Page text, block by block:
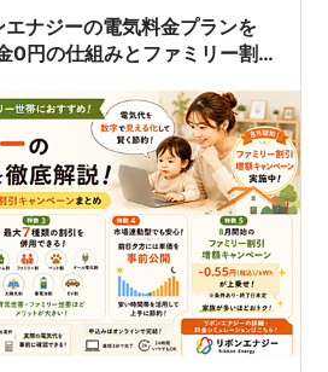
エナジーの電気料金プランを
0円の仕組みとファミリー割